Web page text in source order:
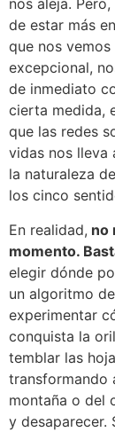
nos aleja.
de estar más
que nos
excepcional,
de inmediato
cierta medida,
que las redes
vidas nos lleva
la naturaleza
los cinco
En realidad, no
momento.
elegir dónde
un algoritmo
experimentar
conquista la
temblar las
transformando
montaña o del
y desaparecer.